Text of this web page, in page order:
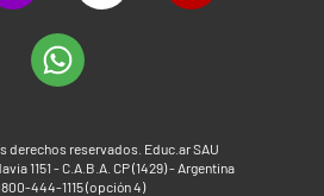
derechos reservados. Educ.ar SAU
1151 - C.A.B.A. CP (1429) - Argentina
444-1115 (opción 4)